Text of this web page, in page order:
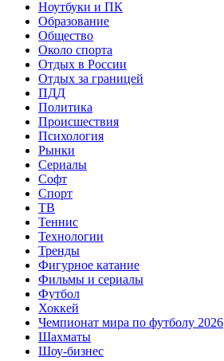
Ноутбуки и ПК
Образование
Общество
Около спорта
Отдых в России
Отдых за границей
ПДД
Политика
Происшествия
Психология
Рынки
Сериалы
Софт
Спорт
ТВ
Теннис
Технологии
Тренды
Фигурное катание
Фильмы и сериалы
Футбол
Хоккей
Чемпионат мира по футболу 2026
Шахматы
Шоу-бизнес